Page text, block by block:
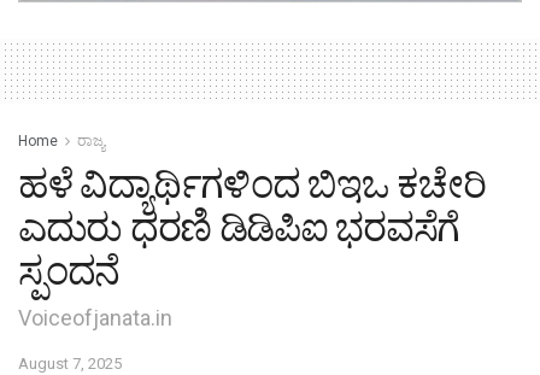
Home ರಾಜ್ಯ
ಹಳೆ ವಿದ್ಯಾರ್ಥಿಗಳಿಂದ ಬಿಇಒ ಕಚೇರಿ
ಎದುರು ಧರಣಿ ಡಿಡಿಪಿಐ ಭರವಸೆಗೆ
ಸ್ಪಂದನೆ
Voiceofjanata.in
August 7, 2025